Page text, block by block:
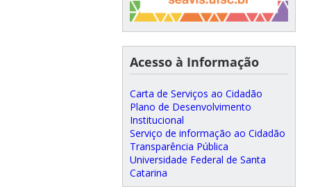
Acesso à Informação
Carta de Serviços ao Cidadão
Plano de Desenvolvimento
Institucional
Serviço de informação ao Cidadão
Transparência Pública
Universidade Federal de Santa
Catarina